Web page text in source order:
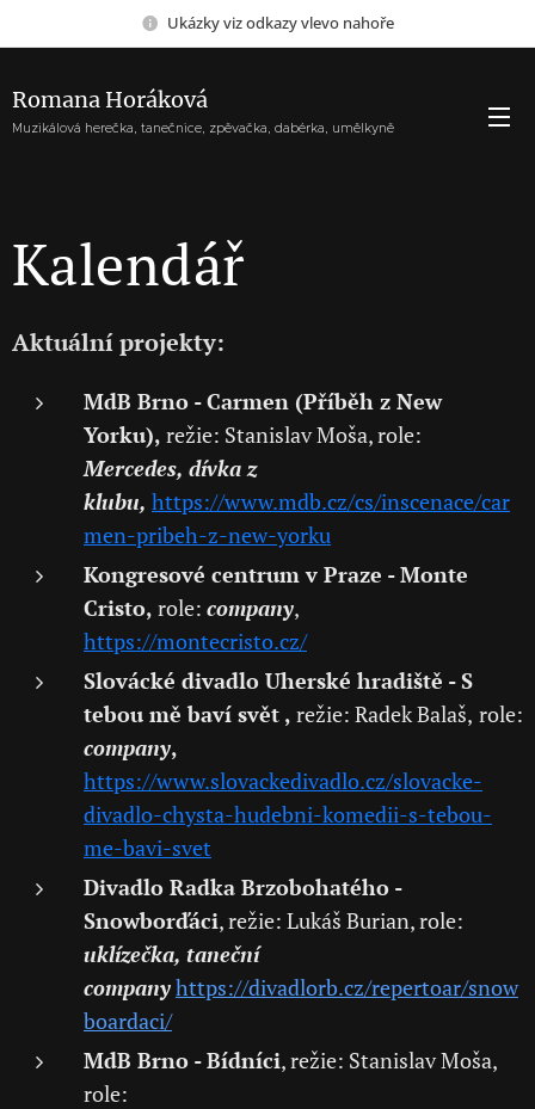
Ukázky viz odkazy vlevo nahoře
Romana Horáková
Muzikálová herečka, tanečnice, zpěvačka, dabérka, umělkyně
Kalendář
Aktuální projekty:
MdB Brno - Carmen (Příběh z New
Yorku), režie: Stanislav Moša, role:
Mercedes, dívka z
klubu, https://www.mdb.cz/cs/inscenace/car
men-pribeh-z-new-yorku
Kongresové centrum v Praze - Monte
Cristo, role: company,
https://montecristo.cz/
Slovácké divadlo Uherské hradiště - S
tebou mě baví svět , režie: Radek Balaš, role:
company,
https://www.slovackedivadlo.cz/slovacke-
divadlo-chysta-hudebni-komedii-s-tebou-
me-bavi-svet
Divadlo Radka Brzobohatého -
Snowborďáci, režie: Lukáš Burian, role:
uklízečka, taneční
companyhttps://divadlorb.cz/repertoar/snow
boardaci/
MdB Brno - Bídníci, režie: Stanislav Moša,
role: